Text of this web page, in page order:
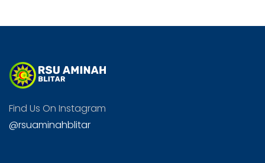
Find Us On Instagram
@rsuaminahblitar